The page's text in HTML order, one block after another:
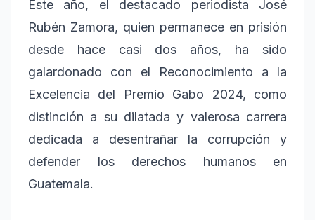
Este año, el destacado periodista José
Rubén Zamora, quien permanece en prisión
desde hace casi dos años, ha sido
galardonado con el Reconocimiento a la
Excelencia del Premio Gabo 2024, como
distinción a su dilatada y valerosa carrera
dedicada a desentrañar la corrupción y
defender los derechos humanos en
Guatemala.